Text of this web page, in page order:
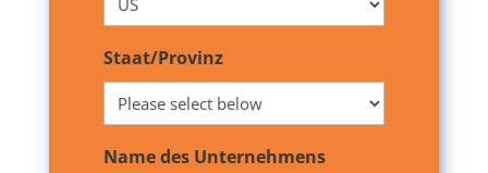
Staat/Provinz
Name des Unternehmens